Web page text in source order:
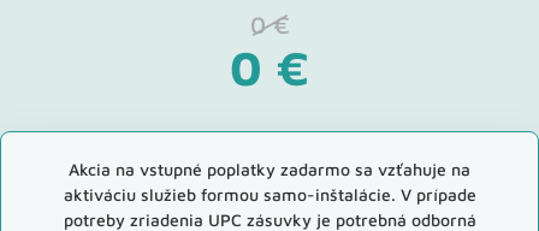
0€
0 €
Akcia na vstupné poplatky zadarmo sa vzťahuje na
aktiváciu služieb formou samo-inštalácie. V prípade
potreby zriadenia UPC zásuvky je potrebná odborná